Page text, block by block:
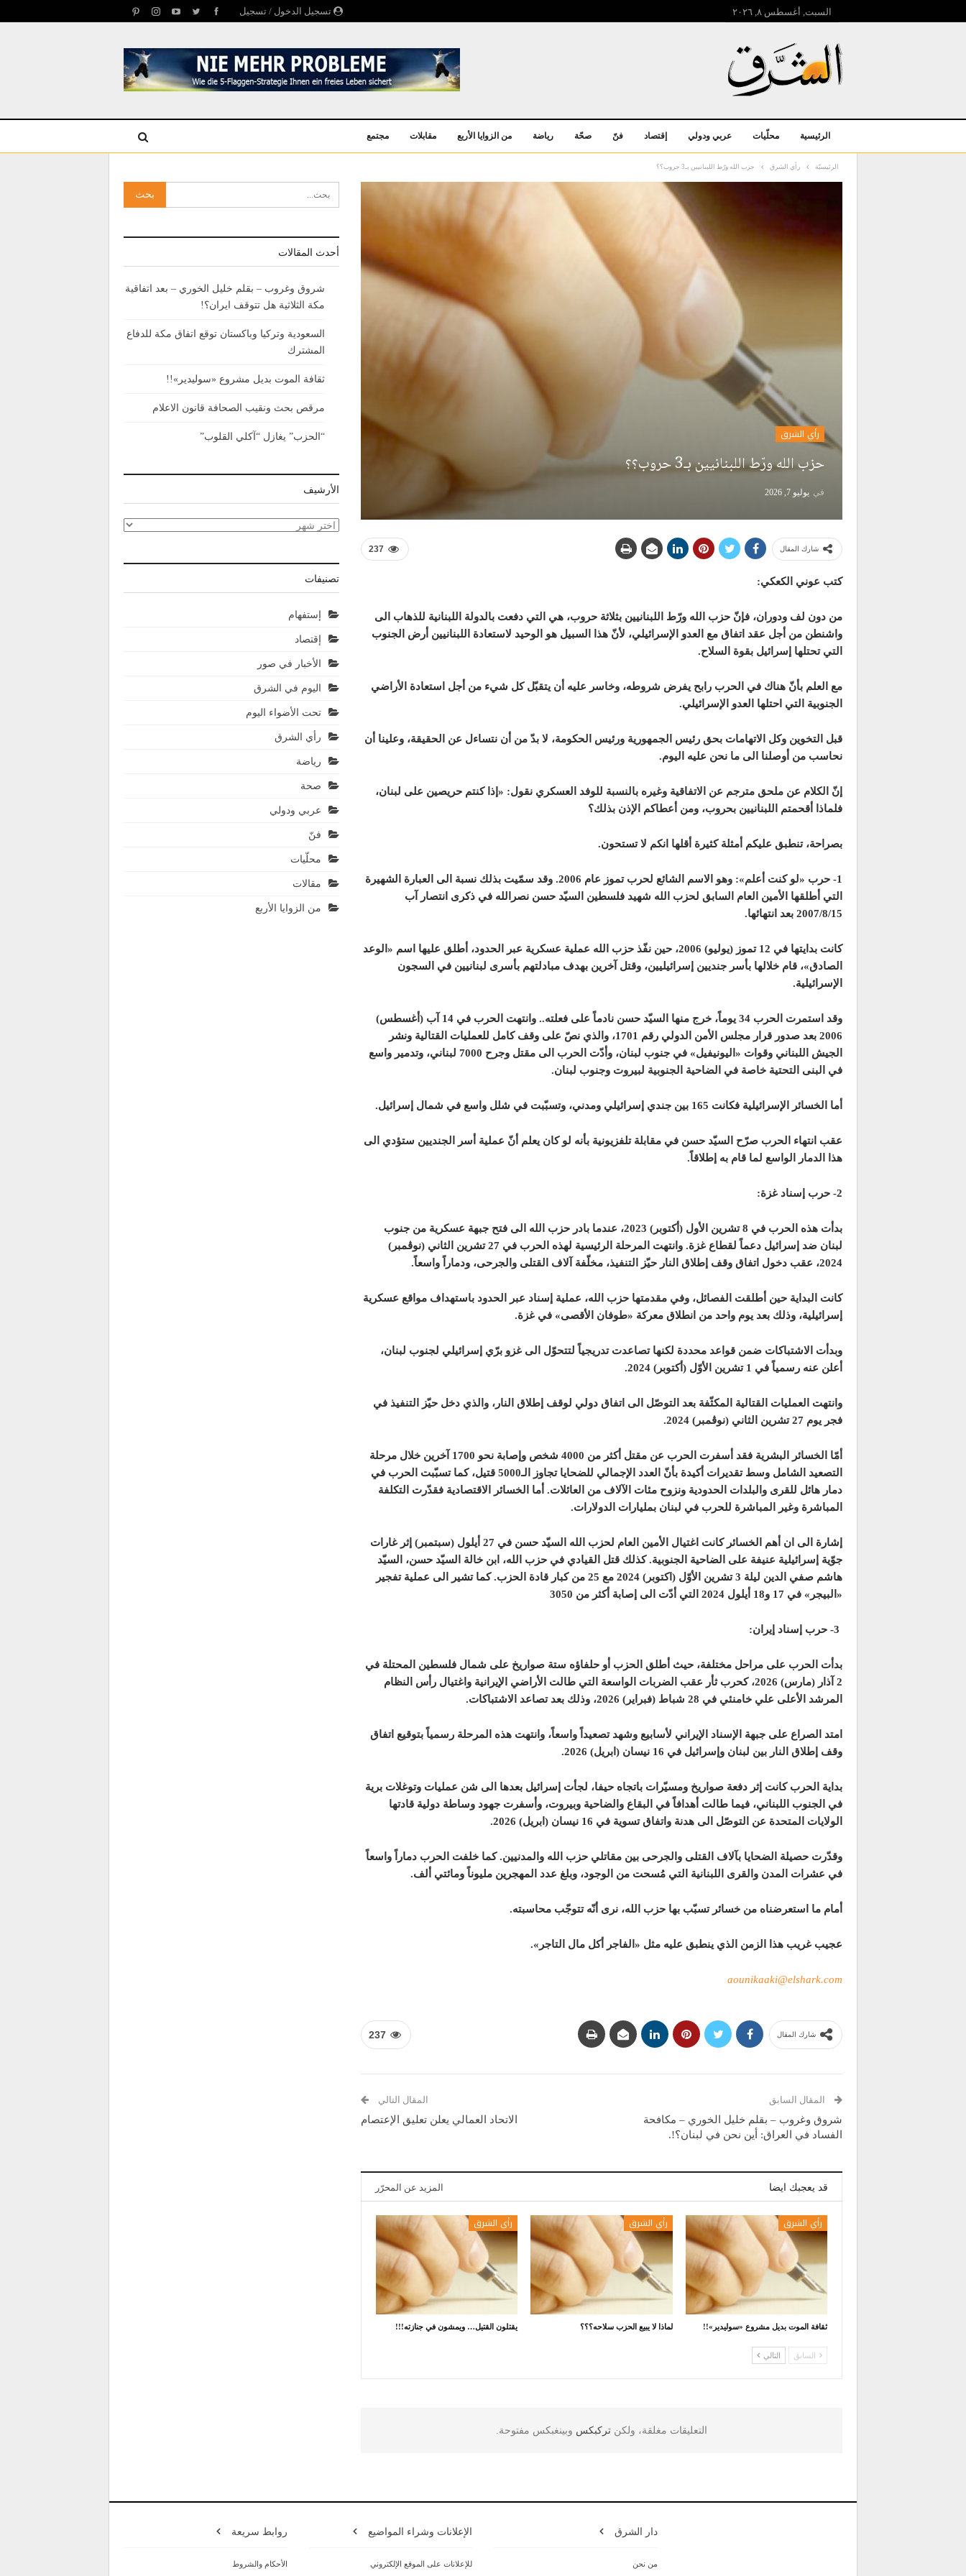
تسجيل الدخول / تسجيل السبت, أغسطس ۸, ۲۰۲٦
الرئيسية محلّيات عربي ودولي إقتصاد فنّ صحّة رياضة من الزوايا الأربع مقابلات مجتمع
الرئيسيّة رأي الشرق حزب الله ورّط اللبنانيين بـ3 حروب؟؟
رأي الشرق
حزب الله ورّط اللبنانيين بـ3 حروب؟؟
في يوليو 7, 2026
237 شارك المقال
كتب عوني الكعكي:
من دون لف ودوران، فإنّ حزب الله ورّط اللبنانيين بثلاثة حروب، هي التي دفعت بالدولة اللبنانية للذهاب الى
واشنطن من أجل عقد اتفاق مع العدو الإسرائيلي، لأنّ هذا السبيل هو الوحيد لاستعادة اللبنانيين أرض الجنوب
التي تحتلها إسرائيل بقوة السلاح.
مع العلم بأنّ هناك في الحرب رابح يفرض شروطه، وخاسر عليه أن يتقبّل كل شيء من أجل استعادة الأراضي
الجنوبية التي احتلها العدو الإسرائيلي.
قبل التخوين وكل الاتهامات بحق رئيس الجمهورية ورئيس الحكومة، لا بدّ من أن نتساءل عن الحقيقة، وعلينا أن
نحاسب من أوصلنا الى ما نحن عليه اليوم.
إنّ الكلام عن ملحق مترجم عن الاتفاقية وغيره بالنسبة للوفد العسكري نقول: «إذا كنتم حريصين على لبنان،
فلماذا أقحمتم اللبنانيين بحروب، ومن أعطاكم الإذن بذلك؟
بصراحة، تنطبق عليكم أمثلة كثيرة أقلها انكم لا تستحون.
1- حرب «لو كنت أعلم»: وهو الاسم الشائع لحرب تموز عام 2006. وقد سمّيت بذلك نسبة الى العبارة الشهيرة
التي أطلقها الأمين العام السابق لحزب الله شهيد فلسطين السيّد حسن نصرالله في ذكرى انتصار آب
2007/8/15 بعد انتهائها.
كانت بدايتها في 12 تموز (يوليو) 2006، حين نفّذ حزب الله عملية عسكرية عبر الحدود، أطلق عليها اسم «الوعد
الصادق»، قام خلالها بأسر جنديين إسرائيليين، وقتل آخرين بهدف مبادلتهم بأسرى لبنانيين في السجون
الإسرائيلية.
وقد استمرت الحرب 34 يوماً، خرج منها السيّد حسن نادماً على فعلته.. وانتهت الحرب في 14 آب (أغسطس)
2006 بعد صدور قرار مجلس الأمن الدولي رقم 1701، والذي نصّ على وقف كامل للعمليات القتالية ونشر
الجيش اللبناني وقوات «اليونيفيل» في جنوب لبنان، وأدّت الحرب الى مقتل وجرح 7000 لبناني، وتدمير واسع
في البنى التحتية خاصة في الضاحية الجنوبية لبيروت وجنوب لبنان.
أما الخسائر الإسرائيلية فكانت 165 بين جندي إسرائيلي ومدني، وتسبّبت في شلل واسع في شمال إسرائيل.
عقب انتهاء الحرب صرّح السيّد حسن في مقابلة تلفزيونية بأنه لو كان يعلم أنّ عملية أسر الجنديين ستؤدي الى
هذا الدمار الواسع لما قام به إطلاقاً.
2- حرب إسناد غزة:
بدأت هذه الحرب في 8 تشرين الأول (أكتوبر) 2023، عندما بادر حزب الله الى فتح جبهة عسكرية من جنوب
لبنان ضد إسرائيل دعماً لقطاع غزة. وانتهت المرحلة الرئيسية لهذه الحرب في 27 تشرين الثاني (نوڤمبر)
2024، عقب دخول اتفاق وقف إطلاق النار حيّز التنفيذ، مخلّفة آلاف القتلى والجرحى، ودماراً واسعاً.
كانت البداية حين أطلقت الفصائل، وفي مقدمتها حزب الله، عملية إسناد عبر الحدود باستهداف مواقع عسكرية
إسرائيلية، وذلك بعد يوم واحد من انطلاق معركة «طوفان الأقصى» في غزة.
وبدأت الاشتباكات ضمن قواعد محددة لكنها تصاعدت تدريجياً لتتحوّل الى غزو برّي إسرائيلي لجنوب لبنان،
أعلن عنه رسمياً في 1 تشرين الأوّل (أكتوبر) 2024.
وانتهت العمليات القتالية المكثّفة بعد التوصّل الى اتفاق دولي لوقف إطلاق النار، والذي دخل حيّز التنفيذ في
فجر يوم 27 تشرين الثاني (نوڤمبر) 2024.
أمّا الخسائر البشرية فقد أسفرت الحرب عن مقتل أكثر من 4000 شخص وإصابة نحو 1700 آخرين خلال مرحلة
التصعيد الشامل وسط تقديرات أكيدة بأنّ العدد الإجمالي للضحايا تجاوز الـ5000 قتيل، كما تسبّبت الحرب في
دمار هائل للقرى والبلدات الحدودية ونزوح مئات الآلاف من العائلات. أما الخسائر الاقتصادية فقدّرت التكلفة
المباشرة وغير المباشرة للحرب في لبنان بمليارات الدولارات.
إشارة الى ان أهم الخسائر كانت اغتيال الأمين العام لحزب الله السيّد حسن في 27 أيلول (سبتمبر) إثر غارات
جوّية إسرائيلية عنيفة على الضاحية الجنوبية. كذلك قتل القيادي في حزب الله، ابن خالة السيّد حسن، السيّد
هاشم صفي الدين ليلة 3 تشرين الأوّل (اكتوبر) 2024 مع 25 من كبار قادة الحزب. كما تشير الى عملية تفجير
«البيجر» في 17 و18 أيلول 2024 التي أدّت الى إصابة أكثر من 3050
بدأت الحرب على مراحل مختلفة، حيث أطلق الحزب أو حلفاؤه ستة صواريخ على شمال فلسطين المحتلة في
2 آذار (مارس) 2026، كحرب ثأر عقب الضربات الواسعة التي طالت الأراضي الإيرانية واغتيال رأس النظام
المرشد الأعلى علي خامنئي في 28 شباط (فبراير) 2026، وذلك بعد تصاعد الاشتباكات.
امتد الصراع على جبهة الإسناد الإيراني لأسابيع وشهد تصعيداً واسعاً، وانتهت هذه المرحلة رسمياً بتوقيع اتفاق
وقف إطلاق النار بين لبنان وإسرائيل في 16 نيسان (ابريل) 2026.
بداية الحرب كانت إثر دفعة صواريخ ومسيّرات باتجاه حيفا، لجأت إسرائيل بعدها الى شن عمليات وتوغلات برية
في الجنوب اللبناني، فيما طالت أهدافاً في البقاع والضاحية وبيروت، وأسفرت جهود وساطة دولية قادتها
الولايات المتحدة عن التوصّل الى هدنة واتفاق تسوية في 16 نيسان (ابريل) 2026.
وقدّرت حصيلة الضحايا بآلاف القتلى والجرحى بين مقاتلي حزب الله والمدنيين. كما خلفت الحرب دماراً واسعاً
في عشرات المدن والقرى اللبنانية التي مُسحت من الوجود، وبلغ عدد المهجرين مليوناً ومائتي ألف.
أمام ما استعرضناه من خسائر تسبّب بها حزب الله، نرى أنّه تتوجّب محاسبته.
عجيب غريب هذا الزمن الذي ينطبق عليه مثل «الفاجر أكل مال التاجر».
aounikaaki@elshark.com
237 شارك المقال
المقال السابق
شروق وغروب – بقلم خليل الخوري – مكافحة
الفساد في العراق: أين نحن في لبنان؟!.
المقال التالي
الاتحاد العمالي يعلن تعليق الإعتصام
قد يعجبك ايضا المزيد عن المحرّر
رأي الشرق
ثقافة الموت بديل مشروع «سوليدير»!!
رأي الشرق
لماذا لا يبيع الحزب سلاحه؟؟؟
رأي الشرق
يقتلون القتيل… ويمشون في جنازته!!!
السابق التالي
التعليقات مغلقة، ولكنتركبكس وبينغبكس مفتوحة.
أحدث المقالات
شروق وغروب – بقلم خليل الخوري – بعد اتفاقية
مكة الثلاثية هل تتوقف ايران؟!
السعودية وتركيا وباكستان توقع اتفاق مكة للدفاع
المشترك
ثقافة الموت بديل مشروع «سوليدير»!!
مرقص بحث ونقيب الصحافة قانون الاعلام
“الحزب” يغازل “آكلي القلوب”
الأرشيف
الأرشيف
تصنيفات
إستفهام
إقتصاد
الأخبار في صور
اليوم في الشرق
تحت الأضواء اليوم
رأي الشرق
رياضة
صحة
عربي ودولي
فنّ
محلّيات
مقالات
من الزوايا الأربع
دار الشرق
من نحن
الإعلانات وشراء المواضيع
للإعلانات على الموقع الإلكتروني
روابط سريعة
الأحكام والشروط